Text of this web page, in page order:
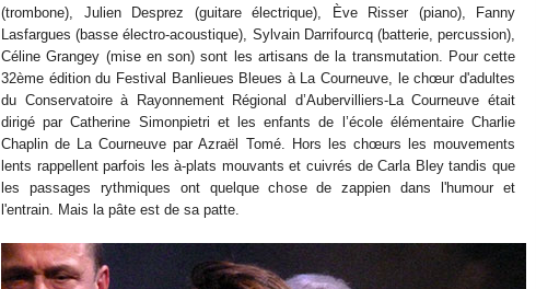
(trombone), Julien Desprez (guitare électrique), Ève Risser (piano), Fanny
Lasfargues (basse électro-acoustique), Sylvain Darrifourcq (batterie, percussion),
Céline Grangey (mise en son) sont les artisans de la transmutation. Pour cette
32ème édition du Festival Banlieues Bleues à La Courneuve, le chœur d'adultes
du Conservatoire à Rayonnement Régional d’Aubervilliers-La Courneuve était
dirigé par Catherine Simonpietri et les enfants de l’école élémentaire Charlie
Chaplin de La Courneuve par Azraël Tomé. Hors les chœurs les mouvements
lents rappellent parfois les à-plats mouvants et cuivrés de Carla Bley tandis que
les passages rythmiques ont quelque chose de zappien dans l'humour et
l'entrain. Mais la pâte est de sa patte.